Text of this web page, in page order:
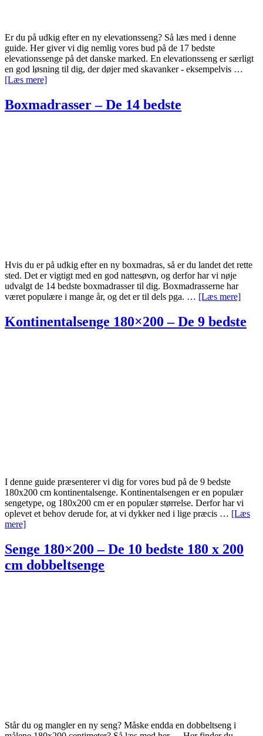
Er du på udkig efter en ny elevationsseng? Så læs med i denne
guide. Her giver vi dig nemlig vores bud på de 17 bedste
elevationssenge på det danske marked. En elevationsseng er særligt
en god løsning til dig, der døjer med skavanker - eksempelvis …
[Læs mere]om
De
Boxmadrasser – De 14 bedste
Hvis du er på udkig efter en ny boxmadras, så er du landet det rette
sted. Det er vigtigt med en god nattesøvn, og derfor har vi nøje
udvalgt de 14 bedste boxmadrasser til dig. Boxmadrasserne har
været populære i mange år, og det er til dels pga. … [Læs mere]om
De
Kontinentalsenge 180×200 – De 9 bedste
I denne guide præsenterer vi dig for vores bud på de 9 bedste
180x200 cm kontinentalsenge. Kontinentalsengen er en populær
sengetype, og 180x200 cm er en populær størrelse. Derfor har vi
oplevet et behov derude for, at vi dykker ned i lige præcis … [Læs
mere]om
180×200
–
De
Senge 180×200 – De 10 bedste 180 x 200
cm dobbeltsenge
Står du og mangler en ny seng? Måske endda en dobbeltseng i